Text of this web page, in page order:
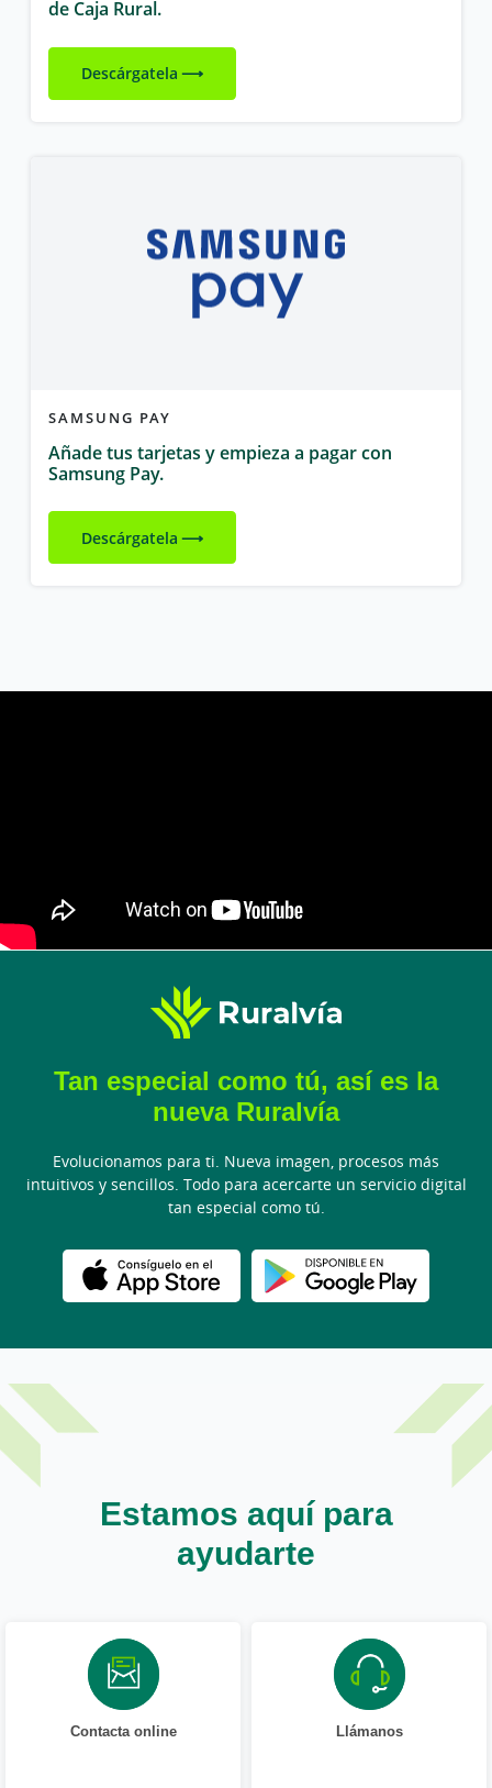
de Caja Rural.
Descárgatela
SAMSUNG PAY
Añade tus tarjetas y empieza a pagar con
Samsung Pay.
Descárgatela
Tan especial como tú, así es la
nueva Ruralvía
Evolucionamos para ti. Nueva imagen, procesos más
intuitivos y sencillos. Todo para acercarte un servicio digital
tan especial como tú.
Estamos aquí para
ayudarte
Contacta online Llámanos